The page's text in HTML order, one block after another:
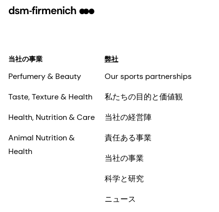
当社の事業
Perfumery & Beauty
Taste, Texture & Health
Health, Nutrition & Care
Animal Nutrition &
Health
弊社
Our sports partnerships
私たちの目的と価値観
当社の経営陣
責任ある事業
当社の事業
科学と研究
ニュース